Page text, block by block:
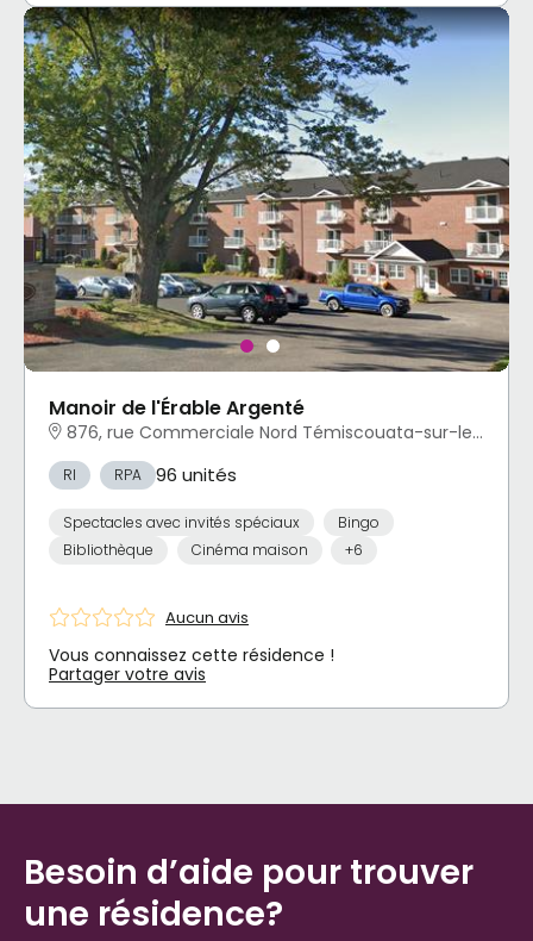
Manoir de l'Érable Argenté
876, rue Commerciale Nord Témiscouata-sur-le-Lac, QC
RI RPA 96 unités
Spectacles avec invités spéciaux
Bingo
Bibliothèque
Cinéma maison +6
Aucun avis
Vous connaissez cette résidence !
Partager votre avis
Besoin d’aide pour trouver
une résidence?